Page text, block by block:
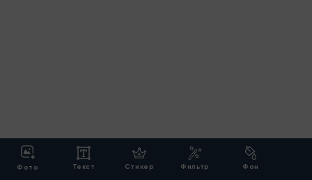
Фото Текст Стикер Фильтр Фон